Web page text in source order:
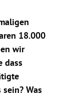
18.000
wir
dass
Was